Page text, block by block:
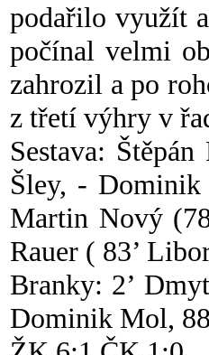
podařilo využít
počínal velmi
zahrozil a po
z třetí výhry v
Sestava:
Šley, -
Martin Nový
Rauer ( 83’
Branky: 2’
Dominik Mol,